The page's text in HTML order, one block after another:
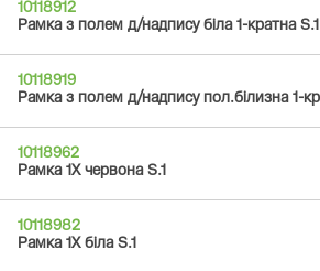
10118912
Рамка з полем д/надпису біла 1-кратна S.1
10118919
Рамка з полем д/надпису пол.білизна 1-
10118962
Рамка 1Х червона S.1
10118982
Рамка 1Х біла S.1